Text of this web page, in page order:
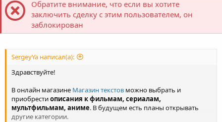
Обратите внимание, что если вы хотите
заключить сделку с этим пользователем, он
заблокирован
SergeyYa написал(а):
Здравствуйте!
В онлайн магазине Магазин текстов можно выбрать и
приобрестиописания к фильмам, сериалам,
мультфильмам, аниме. В будущем есть планы открывать
другие категории.